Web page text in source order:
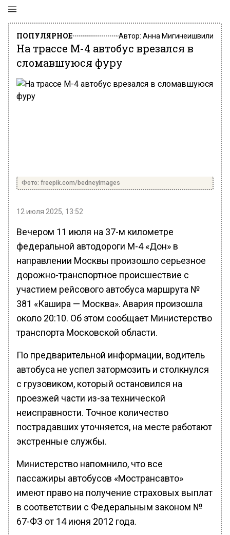
ПОПУЛЯРНОЕ Автор: Анна Мигинеишвили
На трассе М-4 автобус врезался в
сломавшуюся фуру
Фото: freepik.com/bedneyimages
12 июля 2025, 13:52
Вечером 11 июля на 37-м километре
федеральной автодороги М-4 «Дон» в
направлении Москвы произошло серьезное
дорожно-транспортное происшествие с
участием рейсового автобуса маршрута №
381 «Кашира — Москва». Авария произошла
около 20:10. Об этом сообщает Министерство
транспорта Московской области.
По предварительной информации, водитель
автобуса не успел затормозить и столкнулся
с грузовиком, который остановился на
проезжей части из-за технической
неисправности. Точное количество
пострадавших уточняется, на месте работают
экстренные службы.
Министерство напомнило, что все
пассажиры автобусов «Мострансавто»
имеют право на получение страховых выплат
в соответствии с Федеральным законом №
67-ФЗ от 14 июня 2012 года.